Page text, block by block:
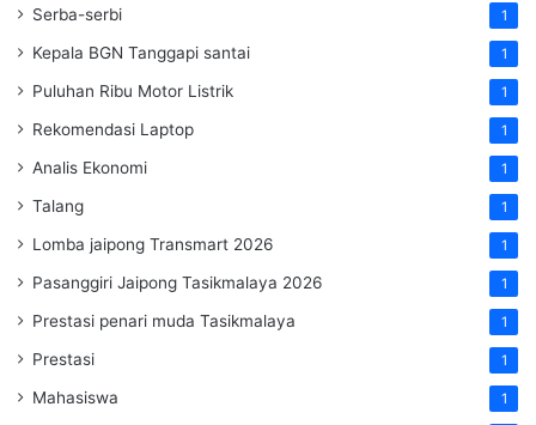
Serba-serbi 1
Kepala BGN Tanggapi santai 1
Puluhan Ribu Motor Listrik 1
Rekomendasi Laptop 1
Analis Ekonomi 1
Talang 1
Lomba jaipong Transmart 2026 1
Pasanggiri Jaipong Tasikmalaya 2026 1
Prestasi penari muda Tasikmalaya 1
Prestasi 1
Mahasiswa 1